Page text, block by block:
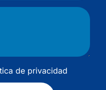
de privacidad